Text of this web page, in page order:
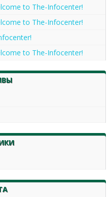
to The-Infocenter!
to The-Infocenter!
to The-Infocenter!